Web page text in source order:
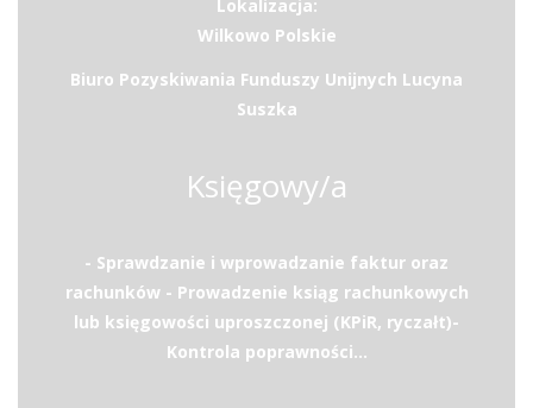
Lokalizacja:
Wilkowo Polskie
Biuro Pozyskiwania Funduszy Unijnych Lucyna
Suszka
Księgowy/a
- Sprawdzanie i wprowadzanie faktur oraz
rachunków - Prowadzenie ksiąg rachunkowych
lub księgowości uproszczonej (KPiR, ryczałt)-
Kontrola poprawności...